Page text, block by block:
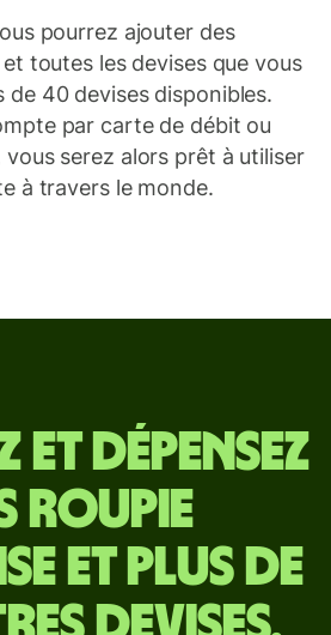
pourrez ajouter des
toutes les devises que vous
de 40 devises disponibles.
par carte de débit ou
serez alors prêt à utiliser
à travers le monde.
et dépensez
roupie
et plus de